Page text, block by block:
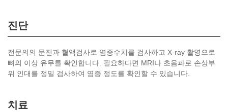
진단
전문의의 문진과 혈액검사로 염증수치를 검사하고 X-ray 촬영으로
뼈의 이상 유무를 확인합니다. 필요하다면 MRI나 초음파로 손상부
위 인대를 정밀 검사하여 염증 정도를 확인할 수 있습니다.
치료